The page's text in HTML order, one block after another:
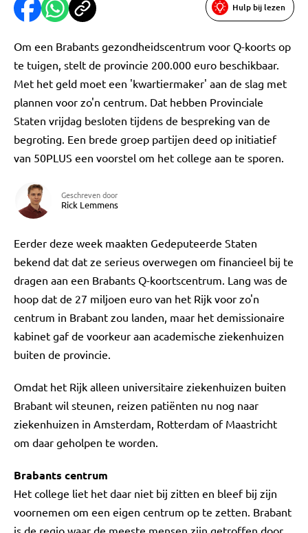
Hulp bij lezen
Om een Brabants gezondheidscentrum voor Q-koorts op
te tuigen, stelt de provincie 200.000 euro beschikbaar.
Met het geld moet een 'kwartiermaker' aan de slag met
plannen voor zo'n centrum. Dat hebben Provinciale
Staten vrijdag besloten tijdens de bespreking van de
begroting. Een brede groep partijen deed op initiatief
van 50PLUS een voorstel om het college aan te sporen.
Geschreven door
Rick Lemmens
Eerder deze week maakten Gedeputeerde Staten
bekend dat dat ze serieus overwegen om financieel bij te
dragen aan een Brabants Q-koortscentrum. Lang was de
hoop dat de 27 miljoen euro van het Rijk voor zo'n
centrum in Brabant zou landen, maar het demissionaire
kabinet gaf de voorkeur aan academische ziekenhuizen
buiten de provincie.
Omdat het Rijk alleen universitaire ziekenhuizen buiten
Brabant wil steunen, reizen patiënten nu nog naar
ziekenhuizen in Amsterdam, Rotterdam of Maastricht
om daar geholpen te worden.
Brabants centrum
Het college liet het daar niet bij zitten en bleef bij zijn
voornemen om een eigen centrum op te zetten. Brabant
is de regio waar de meeste mensen zijn getroffen door